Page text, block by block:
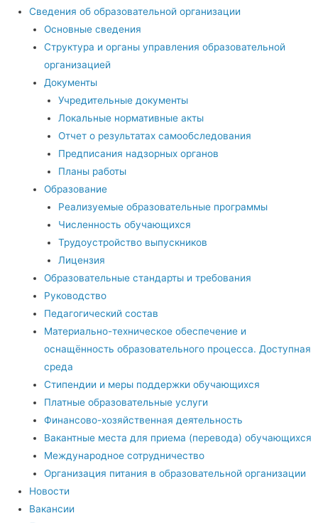
Сведения об образовательной организации
Основные сведения
Структура и органы управления образовательной
организацией
Документы
Учредительные документы
Локальные нормативные акты
Отчет о результатах самообследования
Предписания надзорных органов
Планы работы
Образование
Реализуемые образовательные программы
Численность обучающихся
Трудоустройство выпускников
Лицензия
Образовательные стандарты и требования
Руководство
Педагогический состав
Материально-техническое обеспечение и
оснащённость образовательного процесса. Доступная
среда
Стипендии и меры поддержки обучающихся
Платные образовательные услуги
Финансово-хозяйственная деятельность
Вакантные места для приема (перевода) обучающихся
Международное сотрудничество
Организация питания в образовательной организации
Новости
Вакансии